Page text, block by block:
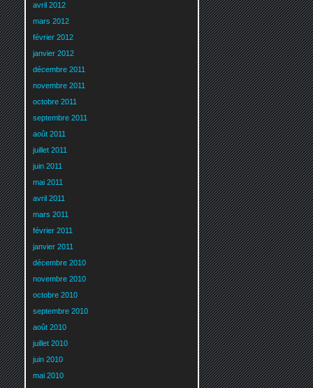
avril 2012
mars 2012
février 2012
janvier 2012
décembre 2011
novembre 2011
octobre 2011
septembre 2011
août 2011
juillet 2011
juin 2011
mai 2011
avril 2011
mars 2011
février 2011
janvier 2011
décembre 2010
novembre 2010
octobre 2010
septembre 2010
août 2010
juillet 2010
juin 2010
mai 2010